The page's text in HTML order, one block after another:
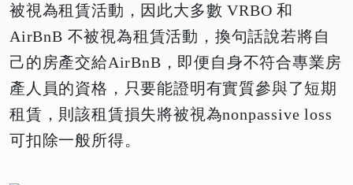
被視為租賃活動，因此大多數 VRBO 和
AirBnB 不被視為租賃活動，換句話說若將自
己的房產交給AirBnB，即便自身不符合專業房
產人員的資格，只要能證明有實質參與了短期
租賃，則該租賃損失將被視為nonpassive loss
可扣除一般所得。